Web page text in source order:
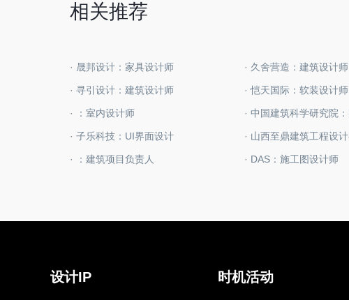
相关推荐
· 晟邦设计：家具设计师 · 久舍营造：建筑设计师
· 寻引设计：建筑设计师 · 恺天国际：软装设计师
· ：室内设计师
· 子乐科技：UI界面设计
· ：建筑项目负责人 · DAS：施工图设计师
设计IP 时机活动